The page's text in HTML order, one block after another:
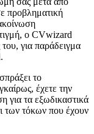
προβληματική
ο CVwizard
του, για παράδειγμα
το
έχετε την
για τα εξωδικαστικά
των τόκων που έχουν